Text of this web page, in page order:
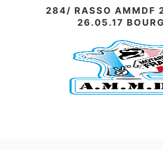
284/ RASSO AMMDF
26.05.17